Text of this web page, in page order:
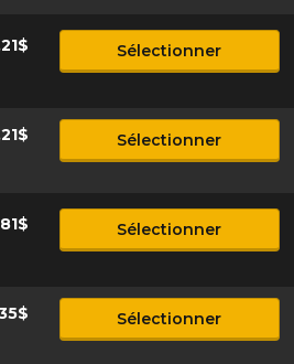
Sélectionner
Sélectionner
Sélectionner
Sélectionner